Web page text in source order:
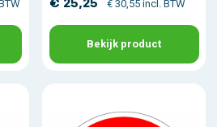
€ 30,55 incl. BTW
Bekijk product